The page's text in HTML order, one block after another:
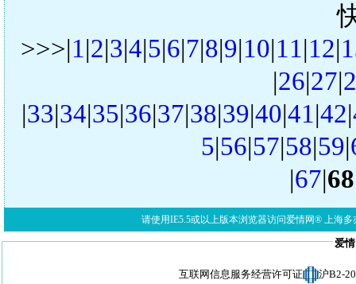
>>>|1|2|3|4|5|6|7|8|9|10|11|12|
|26|27|
|33|34|35|36|37|38|39|40|41|42|
5|56|57|58|59|
|67|68
请使用IE5.5或以上版本浏览器访问爱情网® 上海多
爱
互联网信息服务经营许可证 沪B2-